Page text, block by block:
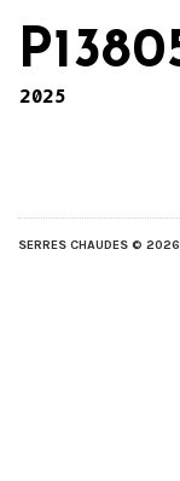
2025
SERRES CHAUDES ©